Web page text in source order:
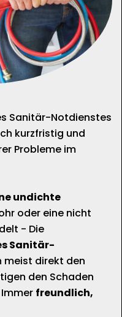
Sanitär-Notdienstes
kurzfristig und
Probleme im
undichte
oder eine nicht
- Die
Sanitär-
meist direkt den
den Schaden
freundlich,